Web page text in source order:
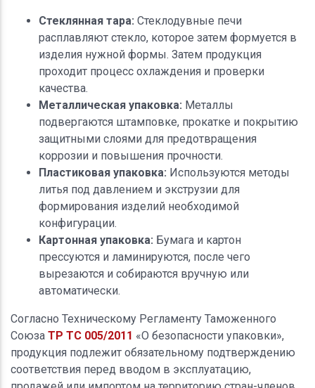
Стеклянная тара: Стеклодувные печи
расплавляют стекло, которое затем формуется в
изделия нужной формы. Затем продукция
проходит процесс охлаждения и проверки
качества.
Металлическая упаковка: Металлы
подвергаются штамповке, прокатке и покрытию
защитными слоями для предотвращения
коррозии и повышения прочности.
Пластиковая упаковка: Используются методы
литья под давлением и экструзии для
формирования изделий необходимой
конфигурации.
Картонная упаковка: Бумага и картон
прессуются и ламинируются, после чего
вырезаются и собираются вручную или
автоматически.
Согласно Техническому Регламенту Таможенного
Союза ТР ТС 005/2011 «О безопасности упаковки»,
продукция подлежит обязательному подтверждению
соответствия перед вводом в эксплуатацию,